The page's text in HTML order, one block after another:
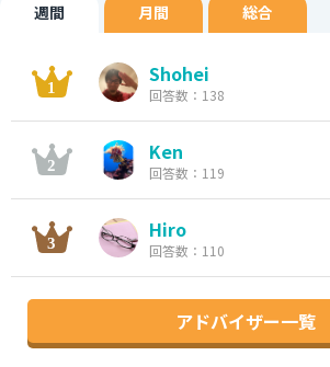
週間 月間 総合
Shohei
回答数：138
Ken
回答数：119
Hiro
回答数：110
アドバイザー一覧